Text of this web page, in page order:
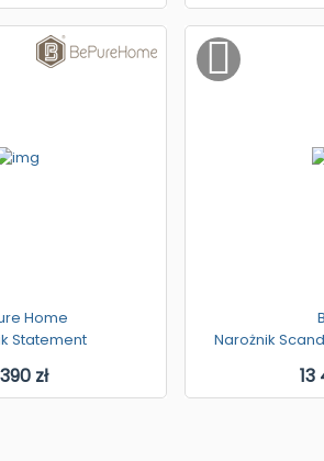
Home
Statement
zł
Narożnik
13